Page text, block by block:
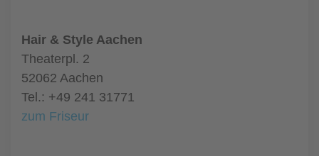
Hair & Style Aachen
Theaterpl. 2
52062 Aachen
Tel.: +49 241 31771
zum Friseur